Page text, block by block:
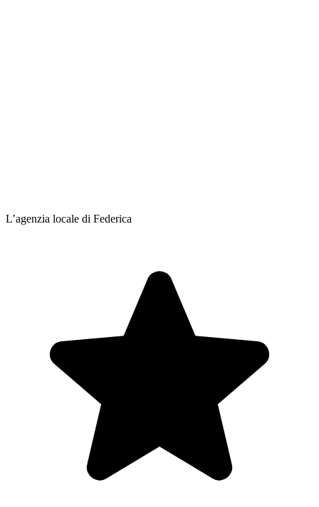
L’agenzia locale di Federica